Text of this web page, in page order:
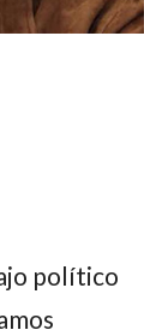
político